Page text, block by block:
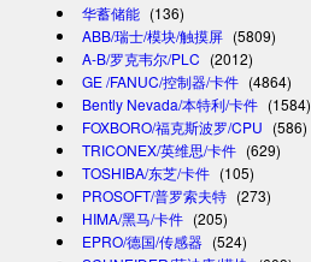
华蓄储能 (136)
ABB/瑞士/模块/触摸屏 (5809)
A-B/罗克韦尔/PLC (2012)
GE /FANUC/控制器/卡件 (4864)
Bently Nevada/本特利/卡件 (1584)
FOXBORO/福克斯波罗/CPU (586)
TRICONEX/英维思/卡件 (629)
TOSHIBA/东芝/卡件 (105)
PROSOFT/普罗索夫特 (273)
HIMA/黑马/卡件 (205)
EPRO/德国/传感器 (524)